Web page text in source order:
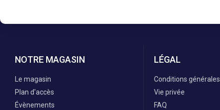
NOTRE MAGASIN
Le magasin
Plan d'accès
Évènements
LÉGAL
Conditions générales
Vie privée
FAQ